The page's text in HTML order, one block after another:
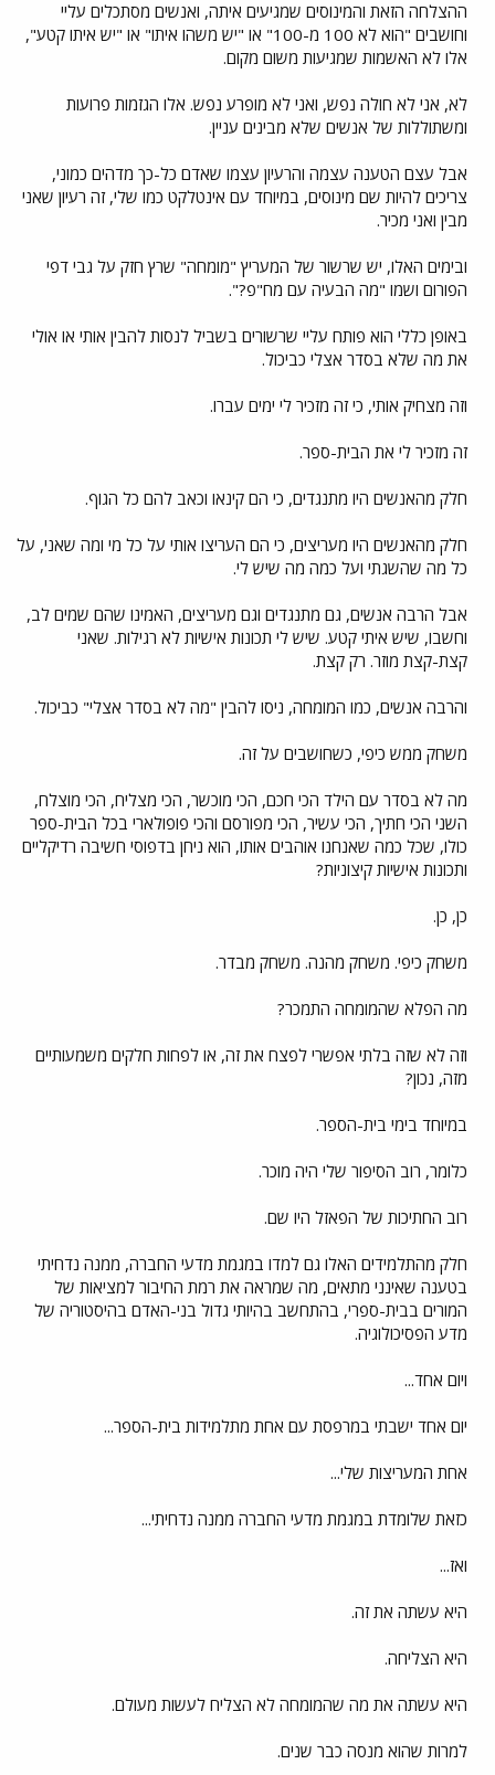
ההצלחה הזאת והמינוסים שמגיעים איתה, ואנשים מסתכלים עליי
וחושבים "הוא לא 100 מ-100" או "יש משהו איתו" או "יש איתו קטע",
אלו לא האשמות שמגיעות משום מקום.
לא, אני לא חולה נפש, ואני לא מופרע נפש. אלו הגזמות פרועות
ומשתוללות של אנשים שלא מבינים עניין.
אבל עצם הטענה עצמה והרעיון עצמו שאדם כל-כך מדהים כמוני,
צריכים להיות שם מינוסים, במיוחד עם אינטלקט כמו שלי, זה רעיון שאני
מבין ואני מכיר.
ובימים האלו, יש שרשור של המעריץ "מומחה" שרץ חזק על גבי דפי
הפורום ושמו "מה הבעיה עם מח"פ?".
באופן כללי הוא פותח עליי שרשורים בשביל לנסות להבין אותי או אולי
את מה שלא בסדר אצלי כביכול.
וזה מצחיק אותי, כי זה מזכיר לי ימים עברו.
זה מזכיר לי את הבית-ספר.
חלק מהאנשים היו מתנגדים, כי הם קינאו וכאב להם כל הגוף.
חלק מהאנשים היו מעריצים, כי הם העריצו אותי על כל מי ומה שאני, על
כל מה שהשגתי ועל כמה מה שיש לי.
אבל הרבה אנשים, גם מתנגדים וגם מעריצים, האמינו שהם שמים לב,
וחשבו, שיש איתי קטע. שיש לי תכונות אישיות לא רגילות. שאני
קצת-קצת מוזר. רק קצת.
והרבה אנשים, כמו המומחה, ניסו להבין "מה לא בסדר אצלי" כביכול.
משחק ממש כיפי, כשחושבים על זה.
מה לא בסדר עם הילד הכי חכם, הכי מוכשר, הכי מצליח, הכי מוצלח,
השני הכי חתיך, הכי עשיר, הכי מפורסם והכי פופולארי בכל הבית-ספר
כולו, שכל כמה שאנחנו אוהבים אותו, הוא ניחן בדפוסי חשיבה רדיקליים
ותכונות אישיות קיצוניות?
כן, כן.
משחק כיפי. משחק מהנה. משחק מבדר.
מה הפלא שהמומחה התמכר?
וזה לא שזה בלתי אפשרי לפצח את זה, או לפחות חלקים משמעותיים
מזה, נכון?
במיוחד בימי בית-הספר.
כלומר, רוב הסיפור שלי היה מוכר.
רוב החתיכות של הפאזל היו שם.
חלק מהתלמידים האלו גם למדו במגמת מדעי החברה, ממנה נדחיתי
בטענה שאינני מתאים, מה שמראה את רמת החיבור למציאות של
המורים בבית-ספרי, בהתחשב בהיותי גדול בני-האדם בהיסטוריה של
מדע הפסיכולוגיה.
ויום אחד...
יום אחד ישבתי במרפסת עם אחת מתלמידות בית-הספר...
אחת המעריצות שלי...
כזאת שלומדת במגמת מדעי החברה ממנה נדחיתי...
ואז...
היא עשתה את זה.
היא הצליחה.
היא עשתה את מה שהמומחה לא הצליח לעשות מעולם.
למרות שהוא מנסה כבר שנים.